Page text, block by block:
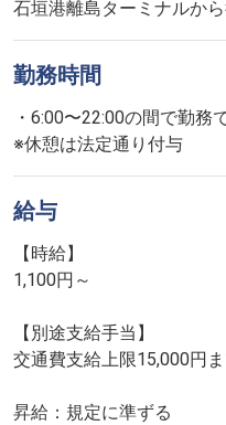
石垣港離島ターミナルか
勤務時間
・6:00〜22:00の間で勤務
※休憩は法定通り付与
給与
【時給】
1,100円～
【別途支給手当】
交通費支給上限15,000円
昇給：規定に準ずる